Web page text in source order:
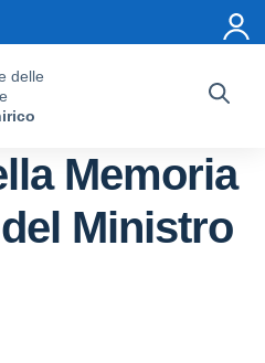
delle
Memoria
Ministro